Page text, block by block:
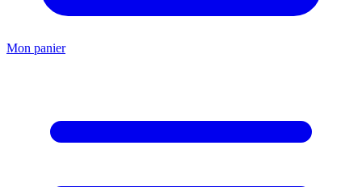
Mon panier